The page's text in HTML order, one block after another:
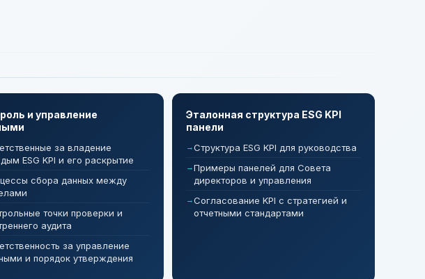
и управление
за владение
ESG KPI и его раскрытие
сбора данных между
точки проверки и
аудита
за управление
и порядок утверждения
Эталонная структура ESG KPI
панели
Структура ESG KPI для руководства
Примеры панелей для Совета
директоров и управления
Согласование KPI с стратегией и
отчетными стандартами